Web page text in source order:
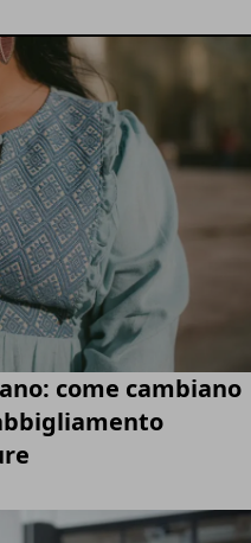
come cambiano